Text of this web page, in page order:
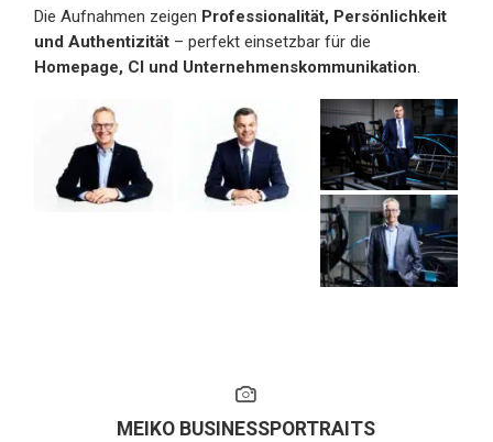
Die Aufnahmen zeigen Professionalität, Persönlichkeit
und Authentizität – perfekt einsetzbar für die
Homepage, CI und Unternehmenskommunikation.
MEIKO BUSINESSPORTRAITS